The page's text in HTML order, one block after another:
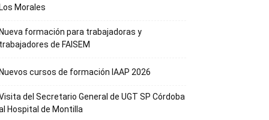
Los Morales
Nueva formación para trabajadoras y
trabajadores de FAISEM
Nuevos cursos de formación IAAP 2026
del Secretario General de UGT SP Córdoba
Hospital de Montilla